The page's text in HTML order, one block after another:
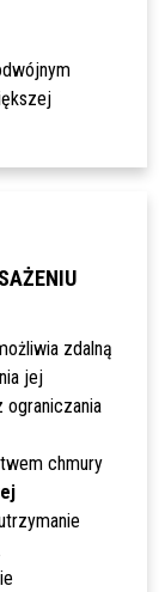
zdalną
jej
ograniczania
chmury